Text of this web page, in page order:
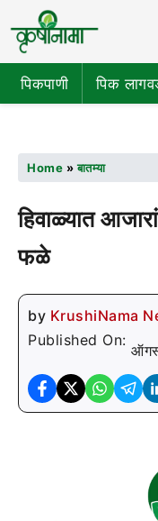
पिकपाणी पिक
Home »बातम्या
हिवाळ्यात
फळे
by KrushiNama
Published On: